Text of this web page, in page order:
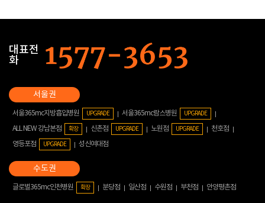
대표전
화
서울365mc지방흡입병원 UPGRADE 서울365mc람스병원 UPGRADE
ALL NEW 강남본점 확장 신촌점 UPGRADE 노원점 UPGRADE
천호점
영등포점
UPGRADE 성신여대점
글로벌365mc인천병원 확장 분당점 일산점 수원점 부천점 안양평촌점